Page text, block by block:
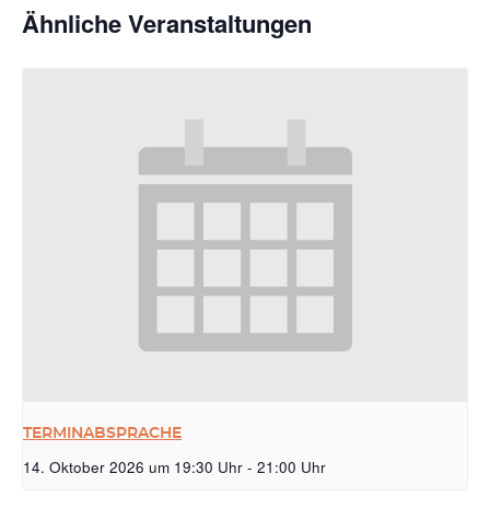
Ähnliche Veranstaltungen
TERMINABSPRACHE
14. Oktober 2026 um 19:30 Uhr - 21:00 Uhr